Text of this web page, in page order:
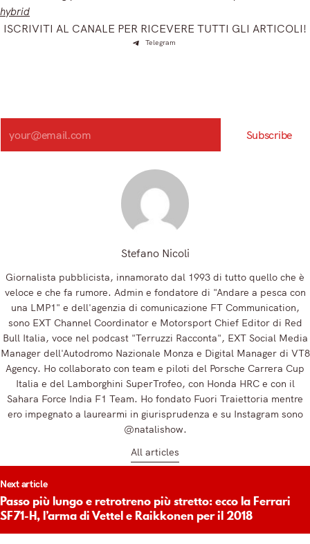
hybrid
ISCRIVITI AL CANALE PER RICEVERE TUTTI GLI ARTICOLI!
Telegram
Search
Subscribe
Stefano Nicoli
Giornalista pubblicista, innamorato dal 1993 di tutto quello che è
veloce e che fa rumore. Admin e fondatore di "Andare a pesca con
una LMP1" e dell'agenzia di comunicazione FT Communication,
sono EXT Channel Coordinator e Motorsport Chief Editor di Red
Bull Italia, voce nel podcast "Terruzzi Racconta", EXT Social Media
Manager dell'Autodromo Nazionale Monza e Digital Manager di VT8
Agency. Ho collaborato con team e piloti del Porsche Carrera Cup
Italia e del Lamborghini SuperTrofeo, con Honda HRC e con il
Sahara Force India F1 Team. Ho fondato Fuori Traiettoria mentre
ero impegnato a laurearmi in giurisprudenza e su Instagram sono
@natalishow.
All articles
Next article
Passo più lungo e retrotreno più stretto: ecco la Ferrari
SF71-H, l’arma di Vettel e Raikkonen per il 2018